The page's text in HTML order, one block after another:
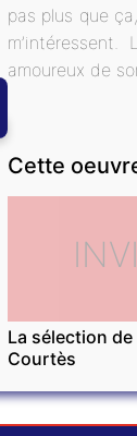
pas plus que
amoureux de
Cette
La sélection
Courtès